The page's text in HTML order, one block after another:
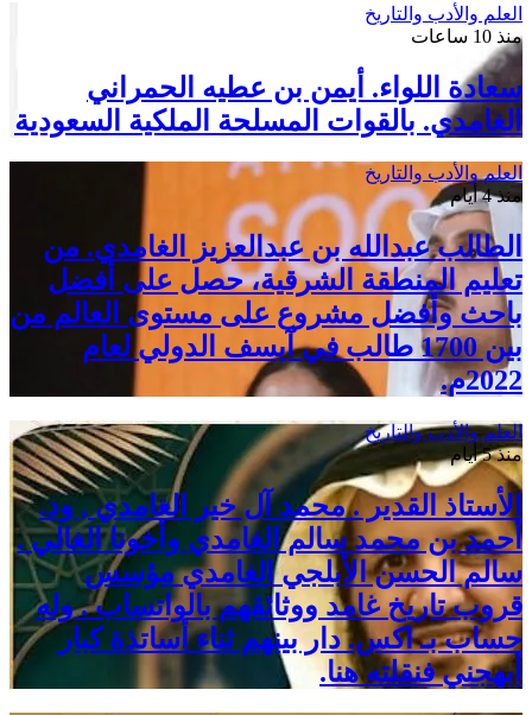
العلم والأدب والتاريخ
منذ 10 ساعات
سعادة اللواء. أيمن بن عطيه الحمراني
الغامدي. بالقوات المسلحة الملكية السعودية
العلم والأدب والتاريخ
منذ 4 أيام
الطالب عبدالله بن عبدالعزيز الغامدي. من
تعليم المنطقة الشرقية، حصل على أفضل
باحث وأفضل مشروع على مستوى العالم من
بين 1700 طالب في آيسف الدولي لعام
2022م.
العلم والأدب والتاريخ
منذ 5 أيام
الأستاذ القدير . محمد آل خير الغامدي , ود.
أحمد بن محمد سالم الغامدي وأخونا الغالي .
سالم الحسن الأبلجي الغامدي مؤسس
قروب تاريخ غامد ووثائقهم بالواتساب . وله
حساب بـ اكس. دار بينهم ثناء أساتذة كبار
أبهجني فنقلته هنا.